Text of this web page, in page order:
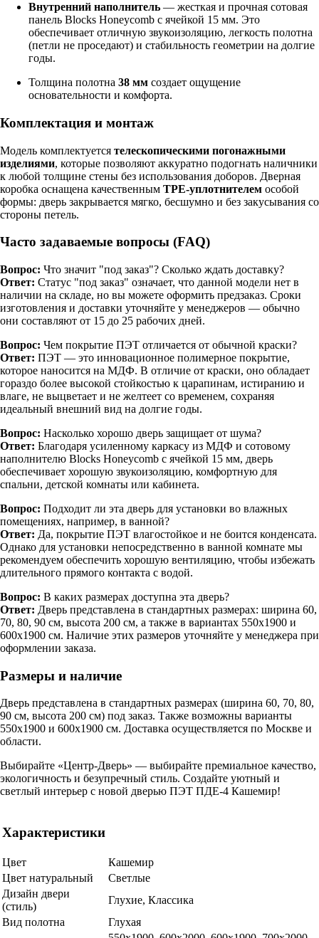
Внутренний наполнитель — жесткая и прочная сотовая
панель Blocks Honeycomb с ячейкой 15 мм. Это
обеспечивает отличную звукоизоляцию, легкость полотна
(петли не проседают) и стабильность геометрии на долгие
годы.
Толщина полотна 38 мм создает ощущение
основательности и комфорта.
Комплектация и монтаж
Модель комплектуется телескопическими погонажными
изделиями, которые позволяют аккуратно подогнать наличники
к любой толщине стены без использования доборов. Дверная
коробка оснащена качественным TPE-уплотнителем особой
формы: дверь закрывается мягко, бесшумно и без закусывания со
стороны петель.
Часто задаваемые вопросы (FAQ)
Вопрос: Что значит "под заказ"? Сколько ждать доставку?
Ответ: Статус "под заказ" означает, что данной модели нет в
наличии на складе, но вы можете оформить предзаказ. Сроки
изготовления и доставки уточняйте у менеджеров — обычно
они составляют от 15 до 25 рабочих дней.
Вопрос: Чем покрытие ПЭТ отличается от обычной краски?
Ответ: ПЭТ — это инновационное полимерное покрытие,
которое наносится на МДФ. В отличие от краски, оно обладает
гораздо более высокой стойкостью к царапинам, истиранию и
влаге, не выцветает и не желтеет со временем, сохраняя
идеальный внешний вид на долгие годы.
Вопрос: Насколько хорошо дверь защищает от шума?
Ответ: Благодаря усиленному каркасу из МДФ и сотовому
наполнителю Blocks Honeycomb с ячейкой 15 мм, дверь
обеспечивает хорошую звукоизоляцию, комфортную для
спальни, детской комнаты или кабинета.
Вопрос: Подходит ли эта дверь для установки во влажных
помещениях, например, в ванной?
Ответ: Да, покрытие ПЭТ влагостойкое и не боится конденсата.
Однако для установки непосредственно в ванной комнате мы
рекомендуем обеспечить хорошую вентиляцию, чтобы избежать
длительного прямого контакта с водой.
Вопрос: В каких размерах доступна эта дверь?
Ответ: Дверь представлена в стандартных размерах: ширина 60,
70, 80, 90 см, высота 200 см, а также в вариантах 550х1900 и
600х1900 см. Наличие этих размеров уточняйте у менеджера при
оформлении заказа.
Размеры и наличие
Дверь представлена в стандартных размерах (ширина 60, 70, 80,
90 см, высота 200 см) под заказ. Также возможны варианты
550х1900 и 600х1900 см. Доставка осуществляется по Москве и
области.
Выбирайте «Центр-Дверь» — выбирайте премиальное качество,
экологичность и безупречный стиль. Создайте уютный и
светлый интерьер с новой дверью ПЭТ ПДЕ-4 Кашемир!
Характеристики
Цвет
Кашемир
Цвет натуральный
Светлые
Дизайн двери
(стиль)
Глухие, Классика
Вид полотна
Глухая